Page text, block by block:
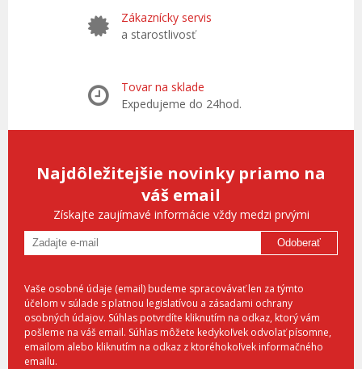
Zákaznícky servis
a starostlivosť
Tovar na sklade
Expedujeme do 24hod.
Najdôležitejšie novinky priamo na
váš email
Získajte zaujímavé informácie vždy medzi prvými
Odoberať
Vaše osobné údaje (email) budeme spracovávať len za týmto
účelom v súlade s platnou legislatívou a zásadami ochrany
osobných údajov. Súhlas potvrdíte kliknutím na odkaz, ktorý vám
pošleme na váš email. Súhlas môžete kedykoľvek odvolať písomne,
emailom alebo kliknutím na odkaz z ktoréhokoľvek informačného
emailu.